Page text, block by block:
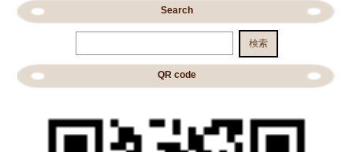
Search
検索
QR code